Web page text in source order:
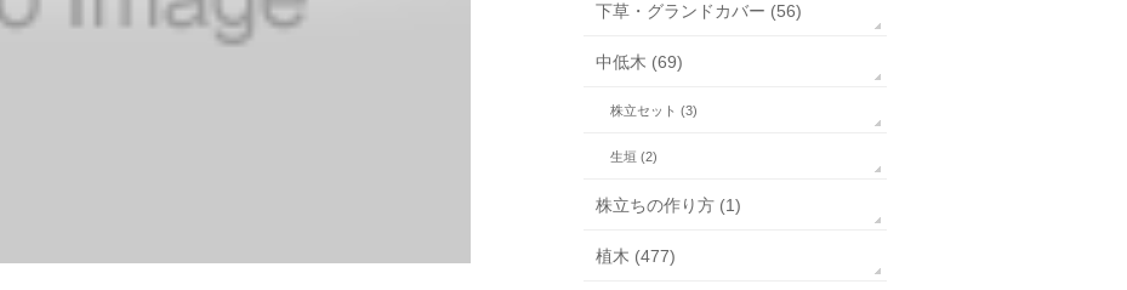
下草・グランドカバー (56)
中低木 (69)
株立セット (3)
生垣 (2)
株立ちの作り方 (1)
植木 (477)